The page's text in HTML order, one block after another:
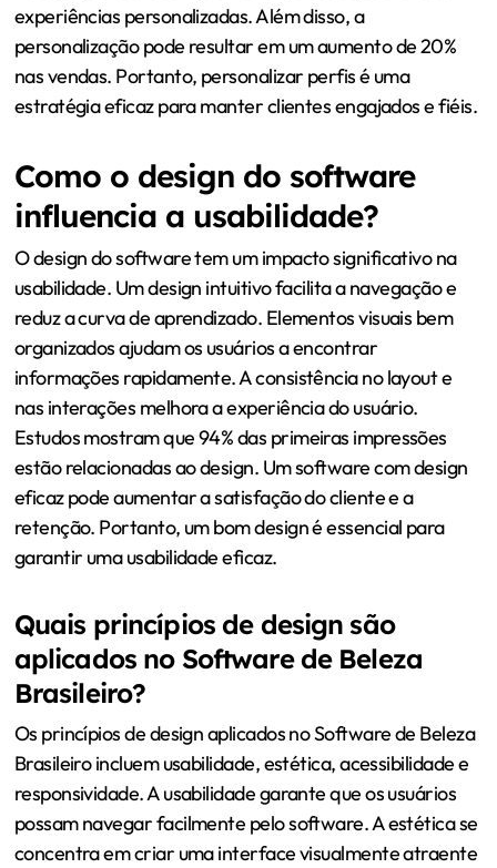
experiências personalizadas. Além disso, a
personalização pode resultar em um aumento de 20%
nas vendas. Portanto, personalizar perfis é uma
estratégia eficaz para manter clientes engajados e fiéis.
Como o design do software
influencia a usabilidade?
O design do software tem um impacto significativo na
usabilidade. Um design intuitivo facilita a navegação e
reduz a curva de aprendizado. Elementos visuais bem
organizados ajudam os usuários a encontrar
informações rapidamente. A consistência no layout e
nas interações melhora a experiência do usuário.
Estudos mostram que 94% das primeiras impressões
estão relacionadas ao design. Um software com design
eficaz pode aumentar a satisfação do cliente e a
retenção. Portanto, um bom design é essencial para
garantir uma usabilidade eficaz.
Quais princípios de design são
aplicados no Software de Beleza
Brasileiro?
Os princípios de design aplicados no Software de Beleza
Brasileiro incluem usabilidade, estética, acessibilidade e
responsividade. A usabilidade garante que os usuários
possam navegar facilmente pelo software. A estética se
concentra em criar uma interface visualmente atraente